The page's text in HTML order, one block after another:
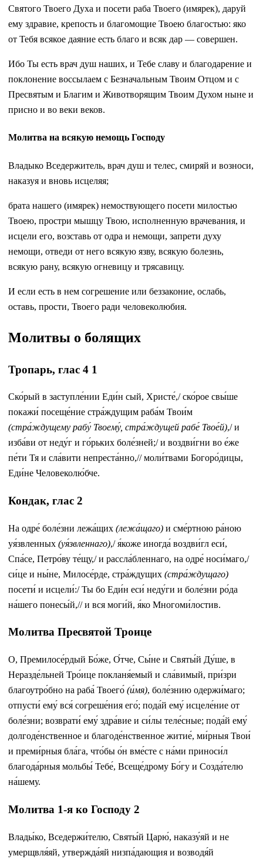
Святого Твоего Духа и посети раба Твоего (имярек), даруй
ему здравие, крепость и благомощие Твоею благостью: яко
от Тебя всякое даяние есть благо и всяк дар — совершен.
Ибо Ты есть врач душ наших, и Тебе славу и благодарение и
поклонение воссылаем с Безначальным Твоим Отцом и с
Пресвятым и Благим и Животворящим Твоим Духом ныне и
присно и во веки веков.
Молитва на всякую немощь Господу
Владыко Вседержитель, врач душ и телес, смиряй и возноси,
наказуя и вновь исцеляя;
брата нашего (имярек) немоствующего посети милостью
Твоею, простри мышцу Твою, исполненную врачевания, и
исцели его, возставь от одра и немощи, запрети духу
немощи, отведи от него всякую язву, всякую болезнь,
всякую рану, всякую огневицу и трясавицу.
И если есть в нем согрешение или беззаконие, ослабь,
оставь, прости, Твоего ради человеколюбия.
Молитвы о болящих
Тропарь, глас 4 1
Ско́pый в заступле́нии Еди́н сый, Хpисте́,/ ско́pое свы́ше
покажи́ посеще́ние стра́ждущим раба́м Твои́м
(стра́ждущему рабу́ Твоему́, стра́ждущей рабе́ Твое́й),/ и
изба́ви от неду́г и го́pьких боле́зней;/ и воздви́гни во е́же
пе́ти Тя и сла́вити непpеста́нно,// моли́твами Богоpо́дицы,
Еди́не Человеколю́бче.
Кондак, глас 2
На одре́ боле́зни лежа́щих (лежа́щаго) и сме́ртною ра́ною
уя́звленных (уя́звленнаго),/ я́коже иногда́ воздви́гл еси́,
Спа́се, Петро́ву те́щу,/ и рассла́бленнаго, на одре́ носи́маго,/
си́це и ны́не, Милосе́рде, стра́ждущих (стра́ждущаго)
посети́ и исцели́:/ Ты бо Еди́н еси́ неду́ги и боле́зни ро́да
на́шего понесы́й,// и вся моги́й, я́ко Многоми́лостив.
Молитва Пресвятой Троице
О, Премилосе́рдый Бо́же, О́тче, Сы́не и Святы́й Ду́ше, в
Неразде́льней Тро́ице покланя́емый и сла́вимый, при́зри
благоутро́бно на раба́ Твоего́ (и́мя), боле́знию одержи́маго;
отпусти́ ему́ вся́ согреше́ния его́; пода́й ему́ исцеле́ние от
боле́зни; возврати́ ему́ здра́вие и си́лы теле́сные; пода́й ему́
долгоде́нственное и благоде́нственное житие́, ми́рныя Твои́
и преми́рныя бла́га, что́бы о́н вме́сте с на́ми приноси́л
благода́рныя мольбы́ Тебе́, Всеще́дрому Бо́гу и Созда́телю
на́шему.
Молитва 1-я ко Господу 2
Влады́ко, Вседержи́телю, Святы́й Царю́, наказу́яй и не
умерщвля́яй, утвержда́яй низпа́дающия и возводя́й